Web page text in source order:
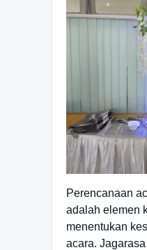
Perencanaan
adalah elemen
menentukan
acara.